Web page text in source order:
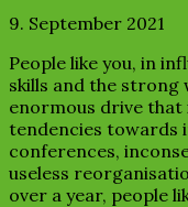
9. September 2021
People like you, in
skills and the strong
enormous drive
tendencies towards
conferences,
useless
over a year, people